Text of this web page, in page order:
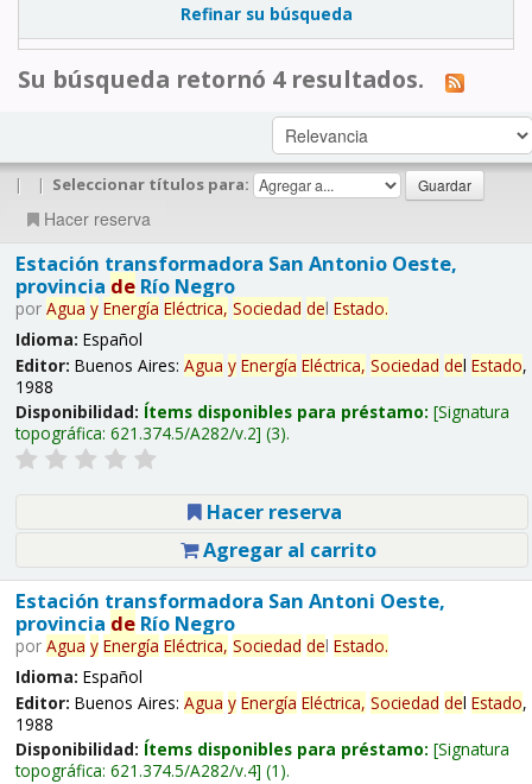
Refinar su búsqueda
Su búsqueda retornó 4 resultados.
| | Seleccionar títulos para:
Hacer reserva
Estación transformadora San Antonio Oeste,
provincia deRío Negro
por Agua y Energía Eléctrica, Sociedad del Estado.
Idioma: Español
Editor: Buenos Aires: Agua y Energía Eléctrica, Sociedad del Estado,
1988
Disponibilidad: Ítems disponibles para préstamo: Signatura
topográfica: 621.374.5/A282/v.2 (3).
Hacer reserva
Agregar al carrito
Estación transformadora San Antoni Oeste,
provincia deRío Negro
por Agua y Energía Eléctrica, Sociedad del Estado.
Idioma: Español
Editor: Buenos Aires: Agua y Energía Eléctrica, Sociedad del Estado,
1988
Disponibilidad: Ítems disponibles para préstamo: Signatura
topográfica: 621.374.5/A282/v.4 (1).